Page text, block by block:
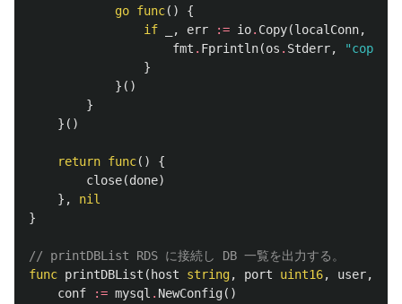
go func()
{
if
, err := io. Copy(localConn,
fmt . Fprintln(os . Stderr,
"copy
}
}()
}
}()
return func()
{
close(done)
},
nil
}
// printDBList RDS に接続し DB 一覧を出力する。
func printDBList ( host string, port uint16, user,
conf
:= mysql . NewConfig()